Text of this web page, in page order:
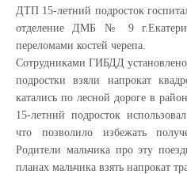
ДТП 15-летний подросток
отделение ДМБ № 9
переломами костей черепа.
Сотрудниками ГИБДД
подростки взяли напрокат
катались по лесной дороге в
15-летний подросток
что позволило избежать
Родители мальчика про эту
планах мальчика взять напрокат